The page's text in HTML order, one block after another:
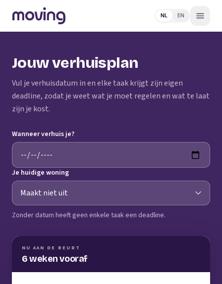
NL EN
Jouw verhuisplan
Vul je verhuisdatum in en elke taak krijgt zijn eigen
deadline, zodat je weet wat je moet regelen en wat te laat
zijn je kost.
Wanneer verhuis je?
Je huidige woning
Zonder datum heeft geen enkele taak een deadline.
NU AAN DE BEURT
6 weken vooraf